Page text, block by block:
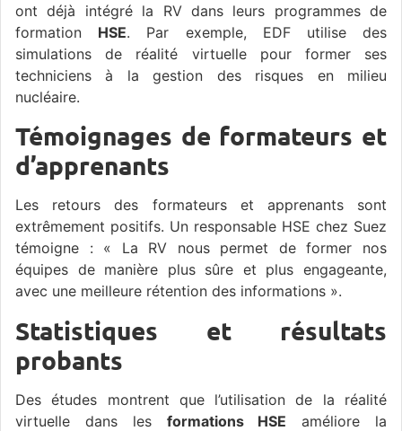
ont déjà intégré la RV dans leurs programmes de
formation HSE. Par exemple, EDF utilise des
simulations de réalité virtuelle pour former ses
techniciens à la gestion des risques en milieu
nucléaire.
Témoignages de formateurs et
d’apprenants
Les retours des formateurs et apprenants sont
extrêmement positifs. Un responsable HSE chez Suez
témoigne : « La RV nous permet de former nos
équipes de manière plus sûre et plus engageante,
avec une meilleure rétention des informations ».
Statistiques et résultats
probants
Des études montrent que l’utilisation de la réalité
virtuelle dans les formations HSE améliore la